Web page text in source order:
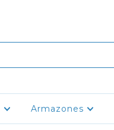
Armazones